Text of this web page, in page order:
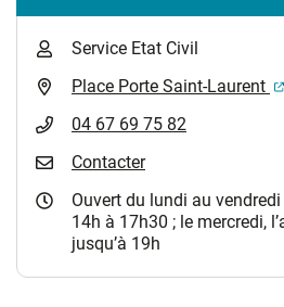
Service Etat Civil
Place Porte Saint-Laurent
04 67 69 75 82
Contacter
Ouvert du lundi au
14h à 17h30 ; le mercredi,
jusqu’à 19h